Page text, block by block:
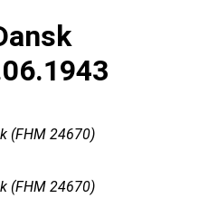
(FHM 24670)
(FHM 24670)